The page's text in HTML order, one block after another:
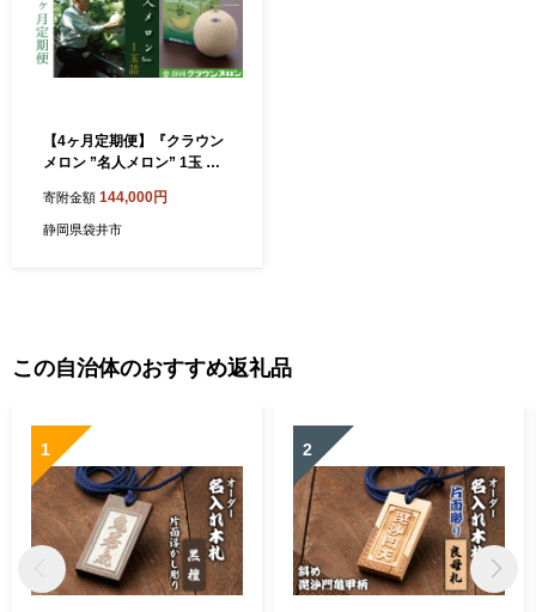
【4ヶ月定期便】『クラウン
メロン ”名人メロン” 1玉 』
ロン マスクメロン 青肉 高級
ギフト 贈り物 静岡県産 袋井
寄附金額 144,000円
静岡県袋井市
この自治体のおすすめ返礼品
1 2